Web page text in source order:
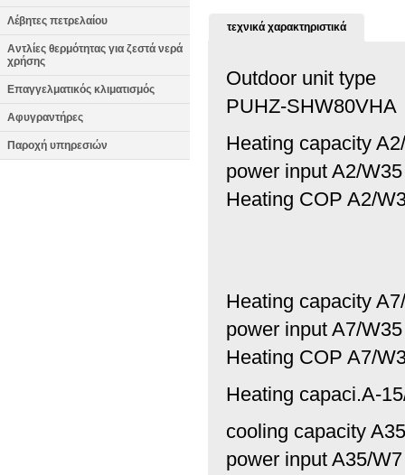
Λέβητες πετρελαίου
Αντλίες θερμότητας για ζεστά νερά
χρήσης
Επαγγελματικός κλιματισμός
Αφυγραντήρες
Παροχή υπηρεσιών
τεχνικά χαρακτηριστικά
Outdoor unit type
PUHZ-SHW80VHA
Heating capacity
power input A2/
Heating COP A2/
Heating capacity
power input A7/
Heating COP A7/
Heating capaci.A-
cooling capacity
power input A35/